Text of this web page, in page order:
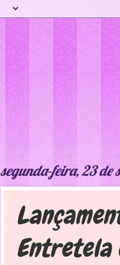
segunda-feira, 23 de
Entretela